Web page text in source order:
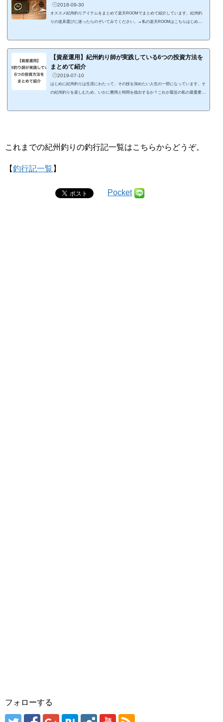
2018-09-30
オススメ紀州釣りアイテムをまとめて楽天ROOMでまとめて紹介しています。紀州釣
りの道具選びに迷ったらのぞいてみてください。→私の楽天ROOMはこちらはじめに
です。 ランタンとして光量が十分な上に、スタイリッシュなデザインが気に入りまし
た。特に1,500ルーメンという抜群の明るさ...
【資産運用】紀州釣り師が実践している6つの投資方法を
まとめて紹介
2019-07-10
はじめに紀州釣りは生涯にわたって、その技を深めたい人生の一部になっています。そ
の紀州釣りを楽しむため、いかに費用と時間を捻出するか？これが最近の私の最重要テ
これまでの紀州釣りの釣行記一覧はこちらからどうぞ。
【釣行記一覧 】
Pocket
フォローする